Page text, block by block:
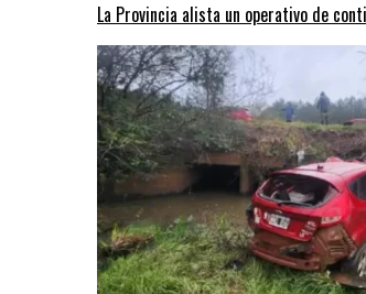
La Provincia alista un operativo de